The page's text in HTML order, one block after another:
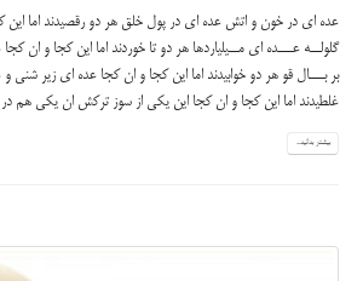
عده اي در خون و اتش عده اي در پول خلق هر دو رقصيدند اما
گلولــه عـــده اي مــيلياردها هر دو تا خوردند اما اين كجا و ان
بر بـــال قو هر دو خوابيدند اما اين كجا و ان كجا عده اي زير شني
غلطيدند اما اين كجا و ان كجا اين يكي از سوز تركش ان يكي هم
بیشتر بدانید...